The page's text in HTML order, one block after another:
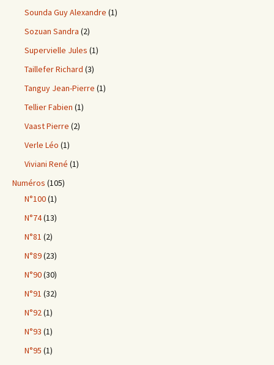
Sounda Guy Alexandre (1)
Sozuan Sandra (2)
Supervielle Jules (1)
Taillefer Richard (3)
Tanguy Jean-Pierre (1)
Tellier Fabien (1)
Vaast Pierre (2)
Verle Léo (1)
Viviani René (1)
Numéros (105)
N°100(1)
N°74(13)
N°81 (2)
N°89(23)
N°90(30)
N°91 (32)
N°92(1)
N°93 (1)
N°95 (1)